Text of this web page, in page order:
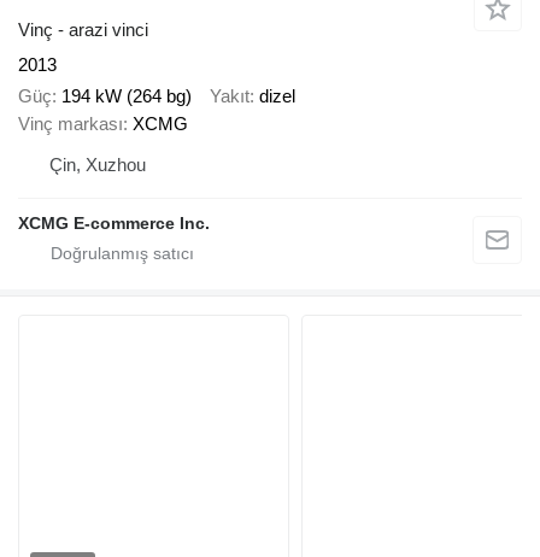
Vinç - arazi vinci
2013
Güç 194 kW (264 bg) Yakıt dizel
Vinç markası XCMG
Çin, Xuzhou
XCMG E-commerce Inc.